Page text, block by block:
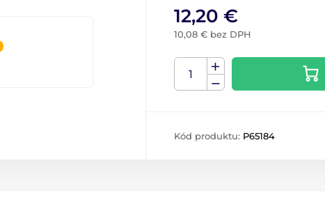
12,20 €
10,08 € bez DPH
Kód produktu: P65184